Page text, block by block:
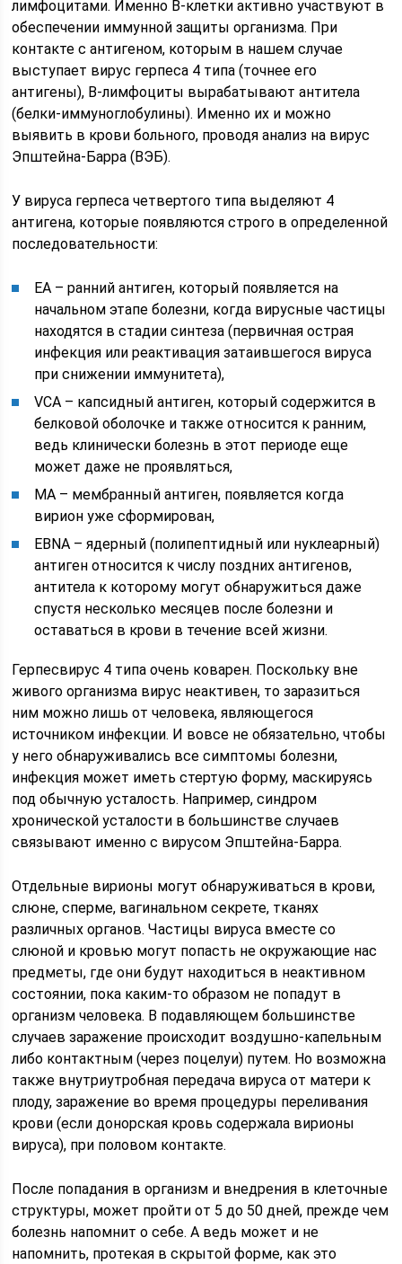
лимфоцитами. Именно В-клетки активно участвуют в
обеспечении иммунной защиты организма. При
контакте с антигеном, которым в нашем случае
выступает вирус герпеса 4 типа (точнее его
антигены), В-лимфоциты вырабатывают антитела
(белки-иммуноглобулины). Именно их и можно
выявить в крови больного, проводя анализ на вирус
Эпштейна-Барра (ВЭБ).
У вируса герпеса четвертого типа выделяют 4
антигена, которые появляются строго в определенной
последовательности:
ЕА – ранний антиген, который появляется на
начальном этапе болезни, когда вирусные частицы
находятся в стадии синтеза (первичная острая
инфекция или реактивация затаившегося вируса
при снижении иммунитета),
VCA – капсидный антиген, который содержится в
белковой оболочке и также относится к ранним,
ведь клинически болезнь в этот периоде еще
может даже не проявляться,
MA – мембранный антиген, появляется когда
вирион уже сформирован,
EBNA – ядерный (полипептидный или нуклеарный)
антиген относится к числу поздних антигенов,
антитела к которому могут обнаружиться даже
спустя несколько месяцев после болезни и
оставаться в крови в течение всей жизни.
Герпесвирус 4 типа очень коварен. Поскольку вне
живого организма вирус неактивен, то заразиться
ним можно лишь от человека, являющегося
источником инфекции. И вовсе не обязательно, чтобы
у него обнаруживались все симптомы болезни,
инфекция может иметь стертую форму, маскируясь
под обычную усталость. Например, синдром
хронической усталости в большинстве случаев
связывают именно с вирусом Эпштейна-Барра.
Отдельные вирионы могут обнаруживаться в крови,
слюне, сперме, вагинальном секрете, тканях
различных органов. Частицы вируса вместе со
слюной и кровью могут попасть не окружающие нас
предметы, где они будут находиться в неактивном
состоянии, пока каким-то образом не попадут в
организм человека. В подавляющем большинстве
случаев заражение происходит воздушно-капельным
либо контактным (через поцелуи) путем. Но возможна
также внутриутробная передача вируса от матери к
плоду, заражение во время процедуры переливания
крови (если донорская кровь содержала вирионы
вируса), при половом контакте.
После попадания в организм и внедрения в клеточные
структуры, может пройти от 5 до 50 дней, прежде чем
болезнь напомнит о себе. А ведь может и не
напомнить, протекая в скрытой форме, как это